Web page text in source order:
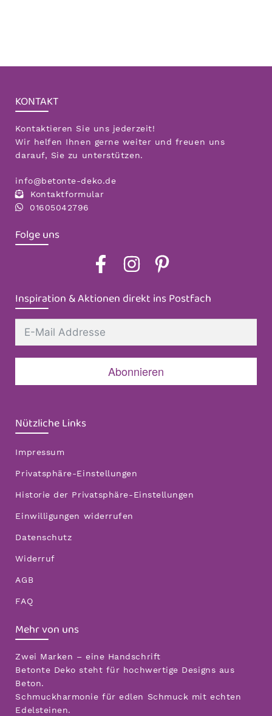
KONTAKT
Kontaktieren Sie uns jederzeit!
Wir helfen Ihnen gerne weiter und freuen uns
darauf, Sie zu unterstützen.
info@betonte-deko.de
Kontaktformular
01605042796
Folge uns
Inspiration & Aktionen direkt ins Postfach
Abonnieren
Nützliche Links
Impressum
Privatsphäre-Einstellungen
Historie der Privatsphäre-Einstellungen
Einwilligungen widerrufen
Datenschutz
Widerruf
AGB
FAQ
Mehr von uns
Zwei Marken – eine Handschrift
Betonte Deko steht für hochwertige Designs aus
Beton.
Schmuckharmonie für edlen Schmuck mit echten
Edelsteinen.